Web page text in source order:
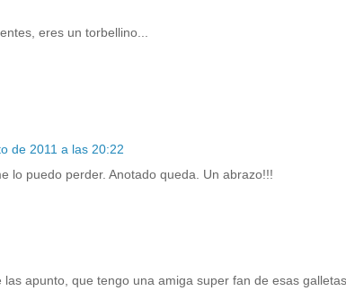
eres un torbellino...
de 2011 a las 20:22
lo puedo perder. Anotado queda. Un abrazo!!!
apunto, que tengo una amiga super fan de esas